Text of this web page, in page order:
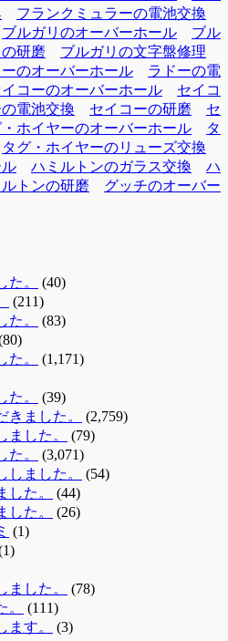
フランクミュラーの電池交換
ブルガリのオーバーホール
ブル
研磨
ブルガリの文字盤修理
のオーバーホール
ラドーの電
イコーのオーバーホール
セイコ
電池交換 セイコーの研磨
セ
・ホイヤーのオーバーホール
タ
タグ・ホイヤーのリューズ交換
ハミルトンのガラス交換
ハ
トンの研磨
グッチのオーバー
。
(40)
(211)
。
(83)
た。
(1,171)
。
(39)
きました。
(2,759)
した。
(79)
。
(3,071)
しました。
(54)
た。
(44)
た。
(26)
(1)
した。
(78)
(111)
す。
(3)